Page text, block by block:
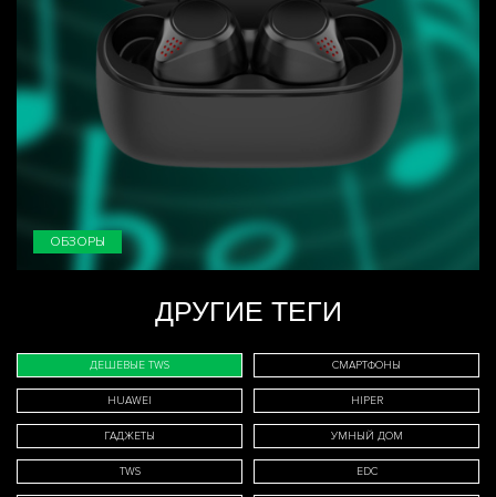
ОБЗОРЫ
ДРУГИЕ ТЕГИ
ДЕШЕВЫЕ TWS СМАРТФОНЫ
HUAWEI HIPER
ГАДЖЕТЫ УМНЫЙ ДОМ
TWS EDC